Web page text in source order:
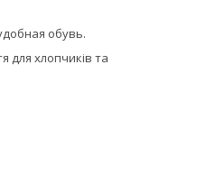
обувь.
для хлопчиків та